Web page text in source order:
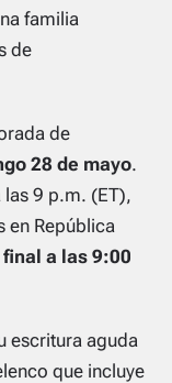
familia
de
de
28 de mayo.
9 p.m. (ET),
en República
a las 9:00
escritura aguda
que incluye